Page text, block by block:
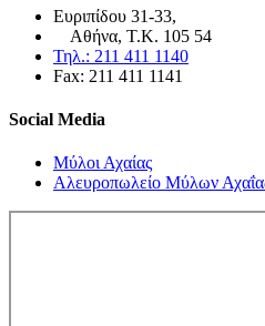
Ευριπίδου 31-33,
Αθήνα, Τ.Κ. 105 54
Τηλ.: 211 411 1140
Fax: 211 411 1141
Social Media
Μύλοι Αχαίας
Αλευροπωλείο Μύλων